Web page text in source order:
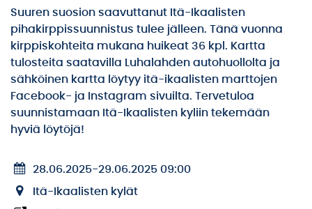
Suuren suosion saavuttanut Itä-Ikaalisten
pihakirppissuunnistus tulee jälleen. Tänä vuonna
kirppiskohteita mukana huikeat 36 kpl. Kartta
tulosteita saatavilla Luhalahden autohuollolta ja
sähköinen kartta löytyy itä-ikaalisten marttojen
Facebook- ja Instagram sivuilta. Tervetuloa
suunnistamaan Itä-Ikaalisten kyliin tekemään
hyviä löytöjä!
28.06.2025-29.06.2025 09:00
Itä-Ikaalisten kylät